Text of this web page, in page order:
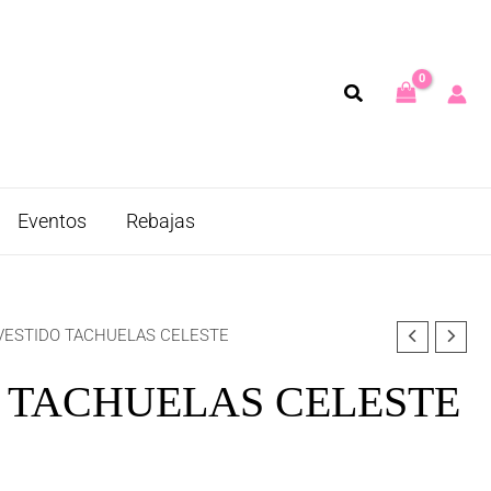
Eventos Rebajas
TACHUELAS CELESTE
CELESTE